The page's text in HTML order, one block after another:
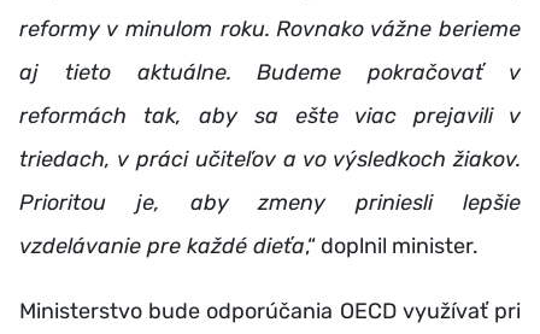
reformy v minulom roku. Rovnako vážne berieme
aj tieto aktuálne. Budeme pokračovať v
reformách tak, aby sa ešte viac prejavili v
triedach, v práci učiteľov a vo výsledkoch žiakov.
Prioritou je, aby zmeny priniesli lepšie
vzdelávanie pre každé dieťa,“ doplnil minister.
Ministerstvo bude odporúčania OECD využívať pri